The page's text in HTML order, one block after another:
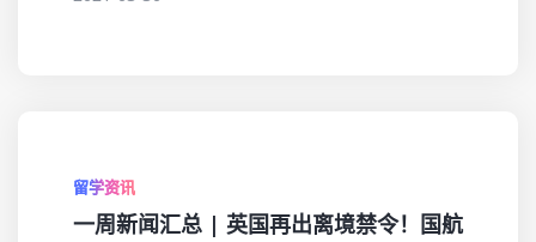
留学资讯
一周新闻汇总 | 英国再出离境禁令！国航